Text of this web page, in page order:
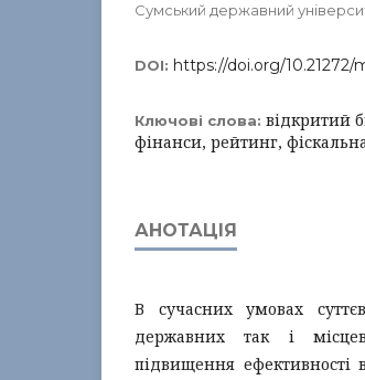
Сумський державний
DOI: https://doi.org/10.21272/
Ключові слова: відкритий
фінанси, рейтинг,
АНОТАЦІЯ
В сучасних умовах
державних так і
підвищення ефективності